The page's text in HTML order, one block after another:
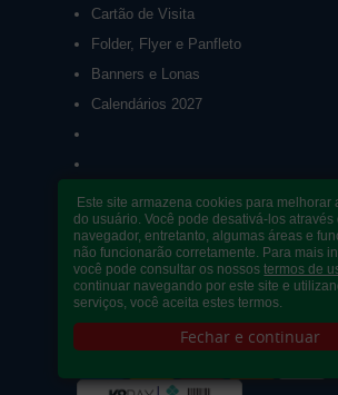
Cartão de Visita
Folder, Flyer e Panfleto
Banners e Lonas
Calendários 2027
PAGUE COM
Este site armazena cookies para melhorar
do usuário. Você pode desativá-los através
navegador, entretanto, algumas áreas e
não funcionarão corretamente. Para mais
você pode consultar os nossostermos de
continuar navegando por este site e
serviços, você aceita estes termos.
Fechar e continuar